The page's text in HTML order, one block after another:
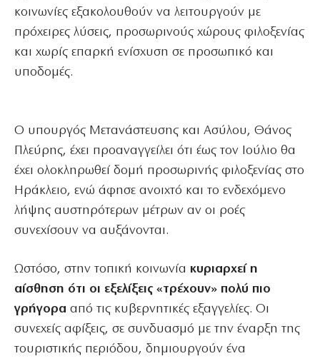
κοινωνίες εξακολουθούν να λειτουργούν με
πρόχειρες λύσεις, προσωρινούς χώρους φιλοξενίας
και χωρίς επαρκή ενίσχυση σε προσωπικό και
υποδομές.
Ο υπουργός Μετανάστευσης και Ασύλου, Θάνος
Πλεύρης, έχει προαναγγείλει ότι έως τον Ιούλιο θα
έχει ολοκληρωθεί δομή προσωρινής φιλοξενίας στο
Ηράκλειο, ενώ άφησε ανοιχτό και το ενδεχόμενο
λήψης αυστηρότερων μέτρων αν οι ροές
συνεχίσουν να αυξάνονται.
Ωστόσο, στην τοπική κοινωνία κυριαρχεί η
αίσθηση ότι οι εξελίξεις «τρέχουν» πολύ πιο
γρήγορα από τις κυβερνητικές εξαγγελίες. Οι
συνεχείς αφίξεις, σε συνδυασμό με την έναρξη της
τουριστικής περιόδου, δημιουργούν ένα